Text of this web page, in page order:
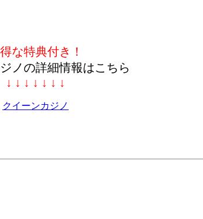
な特典付き！
ノの詳細情報はこちら
↓ ↓ ↓ ↓ ↓ ↓ ↓
クイーンカジノ